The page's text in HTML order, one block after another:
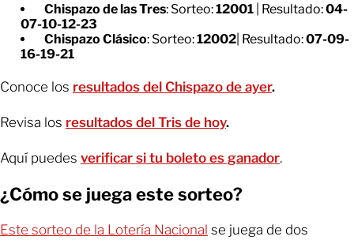
Chispazo de las Tres: Sorteo:12001 | Resultado:04-
07-10-12-23
Chispazo Clásico: Sorteo:12002 | Resultado:07-09-
16-19-21
Conoce los resultados del Chispazo de ayer.
Revisa los resultados del Tris de hoy.
Aquí puedes verificar si tu boleto es ganador.
¿Cómo se juega este sorteo?
Este sorteo de la Lotería Nacional se juega de dos